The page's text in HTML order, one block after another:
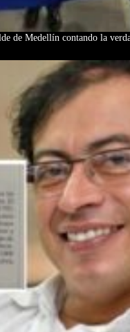
de Medellín contando la